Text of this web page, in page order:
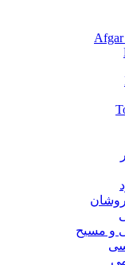
و مسیح